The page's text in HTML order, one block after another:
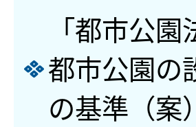
「都市公
都市公園の
の基準（案